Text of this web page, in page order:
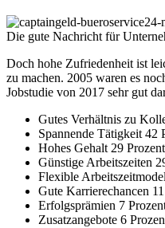
Die gute Nachricht für
Doch hohe Zufriedenheit ist
zu machen. 2005 waren es
Jobstudie von 2017 sehr gut
Gutes Verhältnis zu
Spannende Tätigkeit 42
Hohes Gehalt 29 Prozent
Günstige Arbeitszeiten
Flexible
Gute Karrierechancen
Erfolgsprämien 7
Zusatzangebote 6